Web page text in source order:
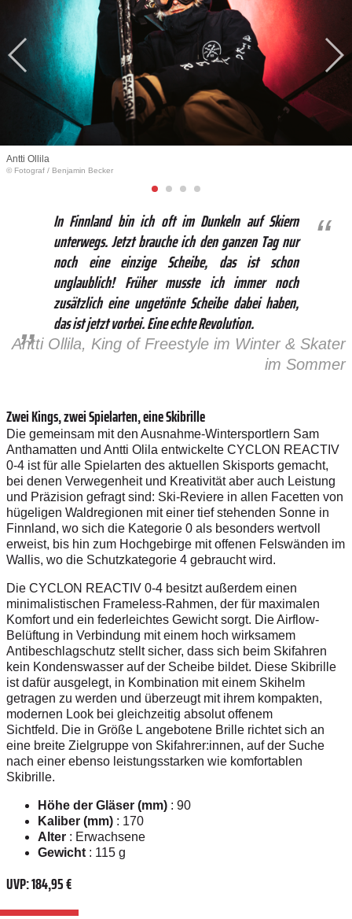
Antti Ollila
© Fotograf / Benjamin Becker
In Finnland bin ich oft im Dunkeln auf Skiern
unterwegs. Jetzt brauche ich den ganzen Tag nur
noch eine einzige Scheibe, das ist schon
unglaublich! Früher musste ich immer noch
zusätzlich eine ungetönte Scheibe dabei haben,
das ist jetzt vorbei. Eine echte Revolution.
Antti Ollila, King of Freestyle im Winter & Skater
im Sommer
Zwei Kings, zwei Spielarten, eine Skibrille
Die gemeinsam mit den Ausnahme-Wintersportlern Sam
Anthamatten und Antti Olila entwickelte CYCLON REACTIV
0-4 ist für alle Spielarten des aktuellen Skisports gemacht,
bei denen Verwegenheit und Kreativität aber auch Leistung
und Präzision gefragt sind: Ski-Reviere in allen Facetten von
hügeligen Waldregionen mit einer tief stehenden Sonne in
Finnland, wo sich die Kategorie 0 als besonders wertvoll
erweist, bis hin zum Hochgebirge mit offenen Felswänden im
Wallis, wo die Schutzkategorie 4 gebraucht wird.
Die CYCLON REACTIV 0-4 besitzt außerdem einen
minimalistischen Frameless-Rahmen, der für maximalen
Komfort und ein federleichtes Gewicht sorgt. Die Airflow-
Belüftung in Verbindung mit einem hoch wirksamem
Antibeschlagschutz stellt sicher, dass sich beim Skifahren
kein Kondenswasser auf der Scheibe bildet. Diese Skibrille
ist dafür ausgelegt, in Kombination mit einem Skihelm
getragen zu werden und überzeugt mit ihrem kompakten,
modernen Look bei gleichzeitig absolut offenem
Sichtfeld. Die in Größe L angebotene Brille richtet sich an
eine breite Zielgruppe von Skifahrer:innen, auf der Suche
nach einer ebenso leistungsstarken wie komfortablen
Skibrille.
Höhe der Gläser (mm) : 90
Kaliber (mm) : 170
Alter : Erwachsene
Gewicht : 115 g
UVP: 184,95 €